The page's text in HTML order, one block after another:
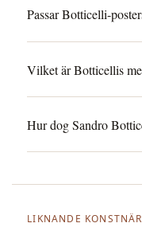
Passar Botticelli-
Vilket är Botticellis
Hur dog Sandro
LIKNANDE